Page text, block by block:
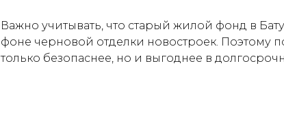
Важно учитывать, что старый жилой фонд в
фоне черновой отделки новостроек. Поэтому
только безопаснее, но и выгоднее в